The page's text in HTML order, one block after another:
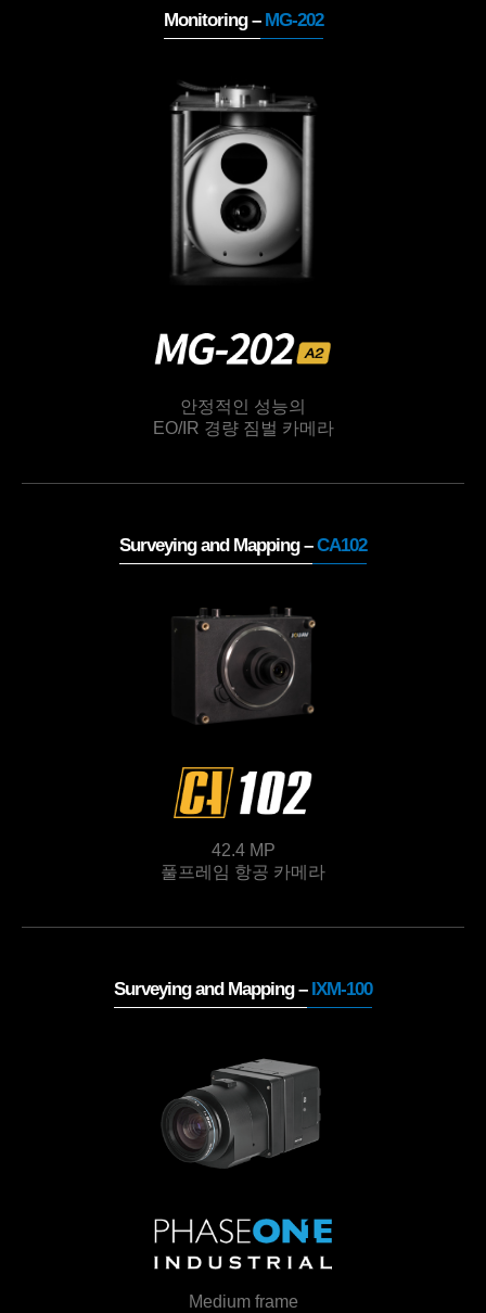
Monitoring –MG-202
안정적인 성능의
EO/IR 경량 짐벌 카메라
Surveying and Mapping –CA102
42.4 MP
풀프레임 항공 카메라
Surveying and Mapping –IXM-100
Medium frame